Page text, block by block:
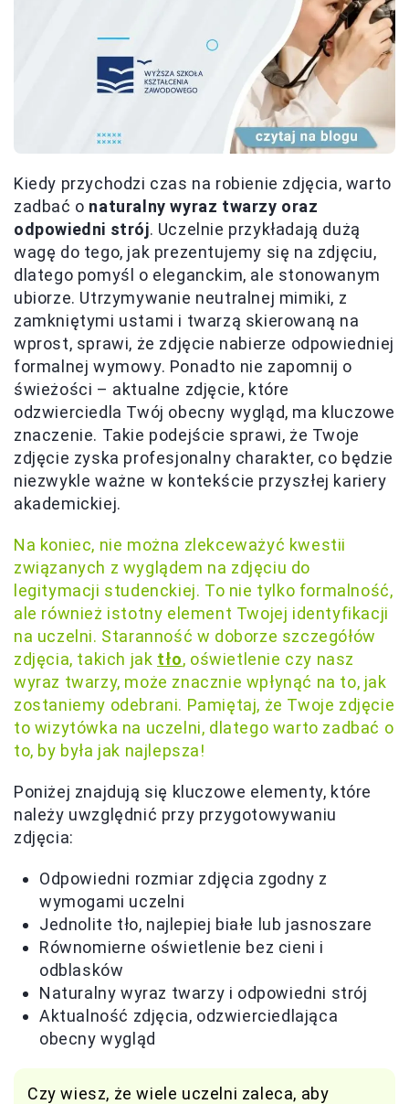
Kiedy przychodzi czas na robienie zdjęcia, warto
zadbać o naturalny wyraz twarzy oraz
odpowiedni strój. Uczelnie przykładają dużą
wagę do tego, jak prezentujemy się na zdjęciu,
dlatego pomyśl o eleganckim, ale stonowanym
ubiorze. Utrzymywanie neutralnej mimiki, z
zamkniętymi ustami i twarzą skierowaną na
wprost, sprawi, że zdjęcie nabierze odpowiedniej
formalnej wymowy. Ponadto nie zapomnij o
świeżości – aktualne zdjęcie, które
odzwierciedla Twój obecny wygląd, ma kluczowe
znaczenie. Takie podejście sprawi, że Twoje
zdjęcie zyska profesjonalny charakter, co będzie
niezwykle ważne w kontekście przyszłej kariery
akademickiej.
Na koniec, nie można zlekceważyć kwestii
związanych z wyglądem na zdjęciu do
legitymacji studenckiej. To nie tylko formalność,
ale również istotny element Twojej identyfikacji
na uczelni. Staranność w doborze szczegółów
zdjęcia, takich jak tło, oświetlenie czy nasz
wyraz twarzy, może znacznie wpłynąć na to, jak
zostaniemy odebrani. Pamiętaj, że Twoje zdjęcie
to wizytówka na uczelni, dlatego warto zadbać o
to, by była jak najlepsza!
Poniżej znajdują się kluczowe elementy, które
należy uwzględnić przy przygotowywaniu
zdjęcia:
Odpowiedni rozmiar zdjęcia zgodny z
wymogami uczelni
Jednolite tło, najlepiej białe lub jasnoszare
Równomierne oświetlenie bez cieni i
odblasków
Naturalny wyraz twarzy i odpowiedni strój
Aktualność zdjęcia, odzwierciedlająca
obecny wygląd
Czy wiesz, że wiele uczelni zaleca, aby